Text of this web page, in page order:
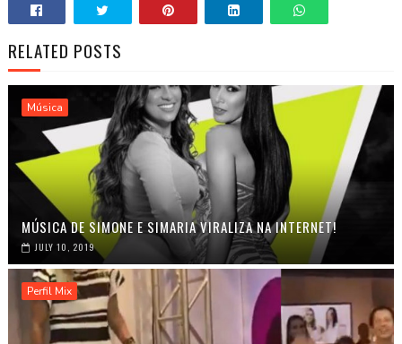
RELATED POSTS
Música
MÚSICA DE SIMONE E SIMARIA VIRALIZA NA INTERNET!
JULY 10, 2019
Perfil Mix